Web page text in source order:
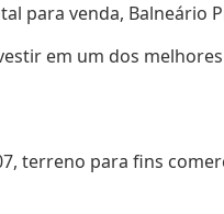
para venda, Balneário
em um dos
terreno para fins